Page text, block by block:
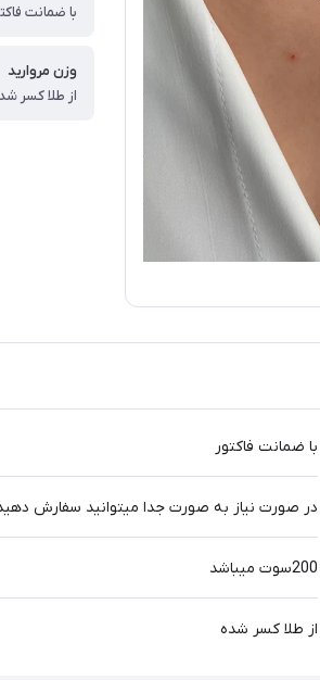
با ضمانت
وزن مروارید
از طلا کسر
با ضمانت فاکتور
در صورت نیاز به صورت جدا میتوانید سفارش
200سوت میباشد
از طلا کسر شده